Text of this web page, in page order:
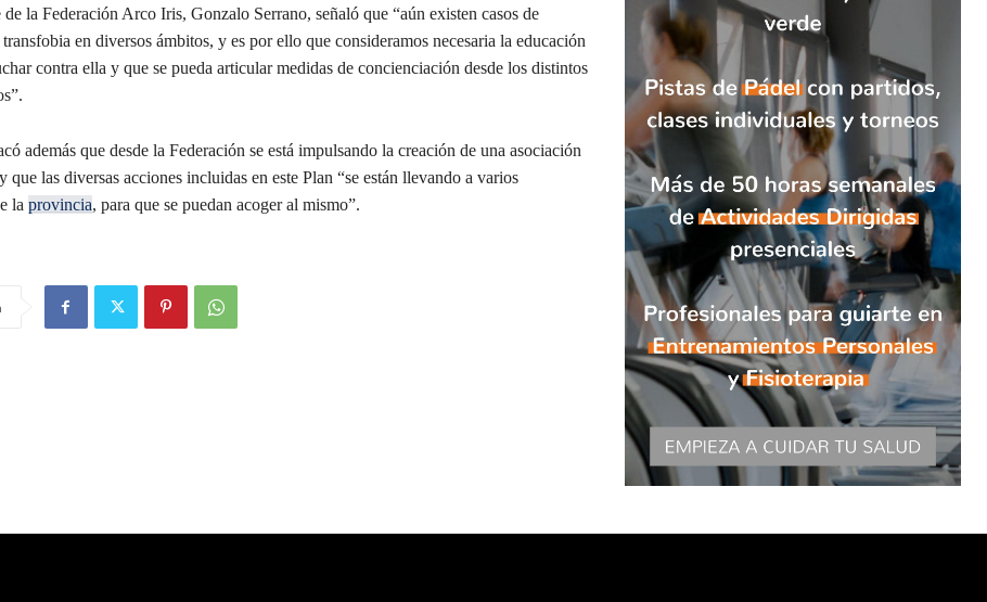
la Federación Arco Iris, Gonzalo Serrano, señaló que “aún existen casos de
en diversos ámbitos, y es por ello que consideramos necesaria la educación
contra ella y que se pueda articular medidas de concienciación desde los distintos
además que desde la Federación se está impulsando la creación de una asociación
que las diversas acciones incluidas en este Plan “se están llevando a varios
la provincia, para que se puedan acoger al mismo”.